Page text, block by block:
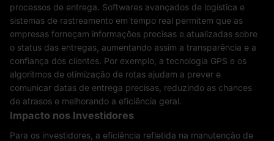
processos de entrega. Softwares avançados de logística e
sistemas de rastreamento em tempo real permitem que as
empresas forneçam informações precisas e atualizadas sobre
o status das entregas, aumentando assim a transparência e a
confiança dos clientes. Por exemplo, a tecnologia GPS e os
algoritmos de otimização de rotas ajudam a prever e
comunicar datas de entrega precisas, reduzindo as chances
de atrasos e melhorando a eficiência geral.
Impacto nos Investidores
Para os investidores, a eficiência refletida na manutenção de